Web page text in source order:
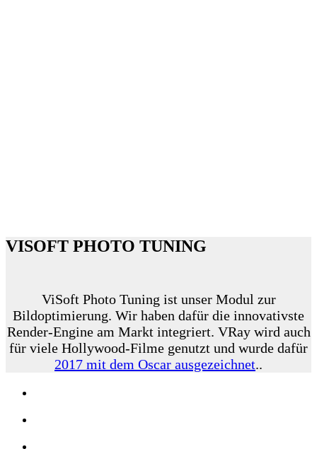
VISOFT PHOTO TUNING
ViSoft Photo Tuning ist unser Modul zur
Bildoptimierung. Wir haben dafür die innovativste
Render-Engine am Markt integriert. VRay wird auch
für viele Hollywood-Filme genutzt und wurde dafür
2017 mit dem Oscar ausgezeichnet..